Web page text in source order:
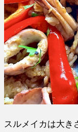
スルメイカは大き